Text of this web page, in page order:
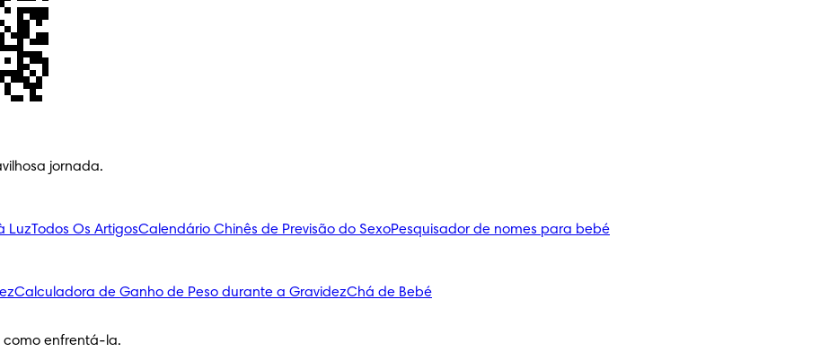
jornada.
LuzTodos Os ArtigosCalendário Chinês de Previsão do SexoPesquisador de nomes para bebé
Calculadora de Ganho de Peso durante a GravidezChá de Bebé
como enfrentá-la.